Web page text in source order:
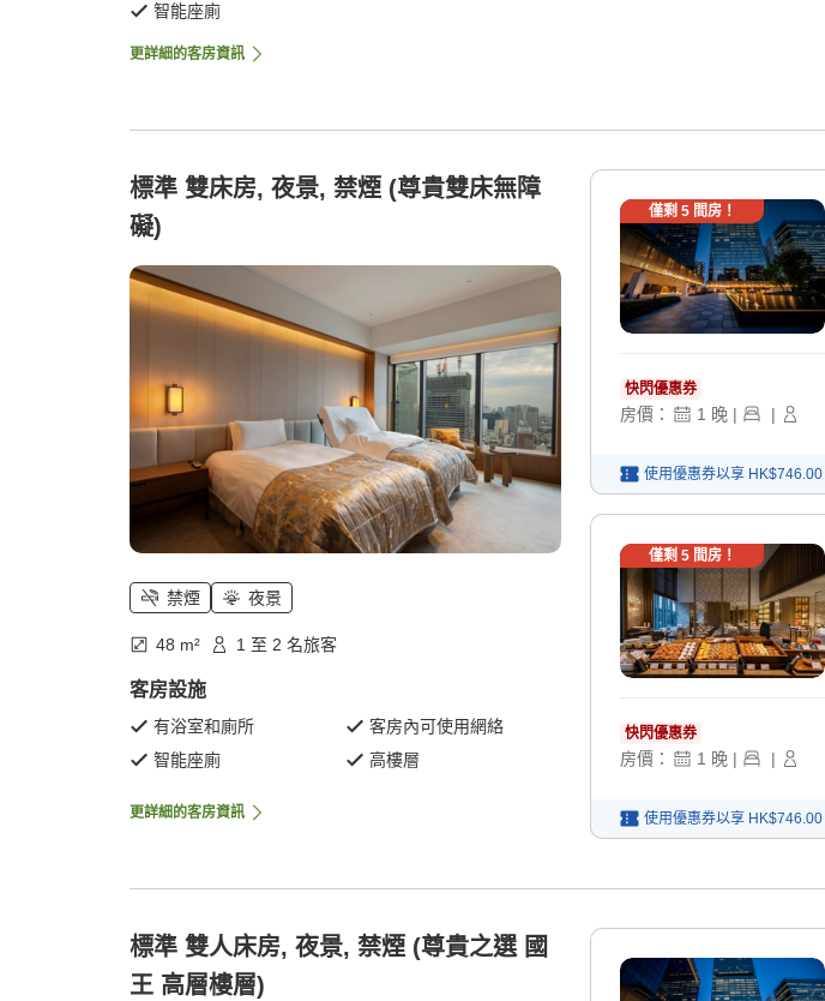
智能座廁
更詳細的客房資訊
標準 雙床房, 夜景, 禁煙 (尊貴雙床無障
礙)
禁煙 夜景
48 m² 1 至 2 名旅客
客房設施
有浴室和廁所
客房內可使用網絡
智能座廁
高樓層
更詳細的客房資訊
僅剩 5間房！
快閃優惠券
房價： 1 晚 | |
使用優惠券以享 HK$746.00
僅剩 5間房！
快閃優惠券
房價： 1 晚 | |
使用優惠券以享 HK$746.00
標準 雙人床房, 夜景, 禁煙 (尊貴之選 國
王 高層樓層)